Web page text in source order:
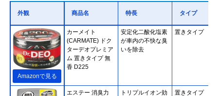
外観 商品名 特長 タイプ
Amazonで見る
カーメイト
(CARMATE) ドク
ターデオプレミア
ム 置きタイプ 無
香 D225
安定化二酸化塩素
が車内の不快な臭
いを除去
置きタイプ
エステー 消臭力
トリプルイオン効
置きタイプ